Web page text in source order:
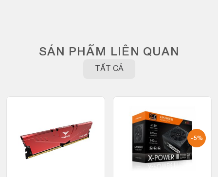
SẢN PHẨM LIÊN QUAN
TẤT CẢ
-5%